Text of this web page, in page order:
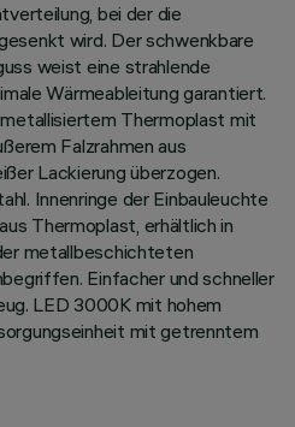
bei der die
wird. Der schwenkbare
weist eine strahlende
Wärmeableitung garantiert.
Thermoplast mit
Falzrahmen aus
Lackierung überzogen.
Innenringe der Einbauleuchte
Thermoplast, erhältlich in
metallbeschichteten
Einfacher und schneller
LED 3000K mit hohem
mit getrenntem